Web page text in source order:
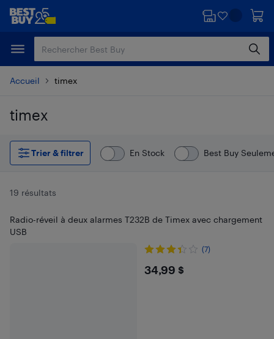
Passer
principal
Passer
Accueil timex
timex
Passer aux résultats
Trier & filtrer
En Stock Best Buy
19 résultats
Radio-réveil à deux alarmes T232B de Timex avec chargement
USB
(7)
$34.99
34,99 $